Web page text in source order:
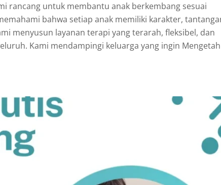
rancang untuk membantu anak berkembang sesuai
bahwa setiap anak memiliki karakter,
menyusun layanan terapi yang terarah, fleksibel, dan
Kami mendampingi keluarga yang ingin